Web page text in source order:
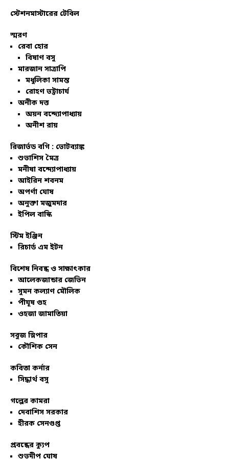
স্টেশনমাস্টারের টেবিল
স্মরণ
রেবা হোর
বিষাণ বসু
মারজান সাত্রাপি
মধুলিকা সামন্ত
রোহণ ভট্টাচার্য
অনীক দত্ত
অয়ন বন্দ্যোপাধ্যায়
অনীশ রায়
রিজার্ভড বগি : ভোটব্যাঙ্ক
শুভাশিস মৈত্র
মনীষা বন্দ্যোপাধ্যায়
আইরিন শবনম
অপর্ণা ঘোষ
অনুক্তা মজুমদার
ইপিল বাস্কি
স্টিম ইঞ্জিন
রিচার্ড এম ইটন
বিশেষ নিবন্ধ ও সাক্ষাৎকার
আলেকজান্ডার জেভিন
সুমন কল্যাণ মৌলিক
পীযূষ গুহ
ওহজা জামাতিয়া
সবুজ স্লিপার
কৌশিক সেন
কবিতা কর্নার
সিদ্ধার্থ বসু
গল্পের কামরা
দেবাশিস সরকার
হীরক সেনগুপ্ত
প্রবন্ধের ক্যুপ
শুভদীপ ঘোষ